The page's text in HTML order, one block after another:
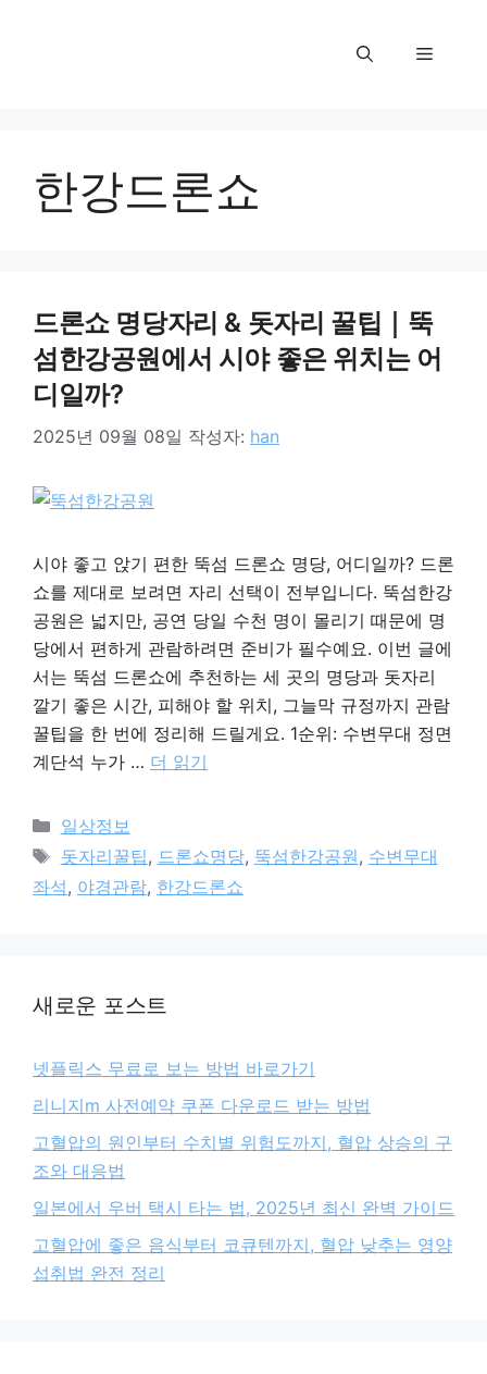
메
한강드론쇼
드론쇼 명당자리 & 돗자리 꿀팁｜뚝
섬한강공원에서 시야 좋은 위치는 어
디일까?
2025년 09월 08일 작성자: han
시야 좋고 앉기 편한 뚝섬 드론쇼 명당, 어디일까? 드론
쇼를 제대로 보려면 자리 선택이 전부입니다. 뚝섬한강
공원은 넓지만, 공연 당일 수천 명이 몰리기 때문에 명
당에서 편하게 관람하려면 준비가 필수예요. 이번 글에
서는 뚝섬 드론쇼에 추천하는 세 곳의 명당과 돗자리
깔기 좋은 시간, 피해야 할 위치, 그늘막 규정까지 관람
꿀팁을 한 번에 정리해 드릴게요. 1순위: 수변무대 정면
계단석 누가 … 더 읽기
카
테
고
리
일상정보
태
그
돗자리꿀팁, 드론쇼명당, 뚝섬한강공원, 수변무대
좌석, 야경관람, 한강드론쇼
새로운 포스트
넷플릭스 무료로 보는 방법 바로가기
리니지m 사전예약 쿠폰 다운로드 받는 방법
고혈압의 원인부터 수치별 위험도까지, 혈압 상승의 구
조와 대응법
일본에서 우버 택시 타는 법, 2025년 최신 완벽 가이드
고혈압에 좋은 음식부터 코큐텐까지, 혈압 낮추는 영양
섭취법 완전 정리